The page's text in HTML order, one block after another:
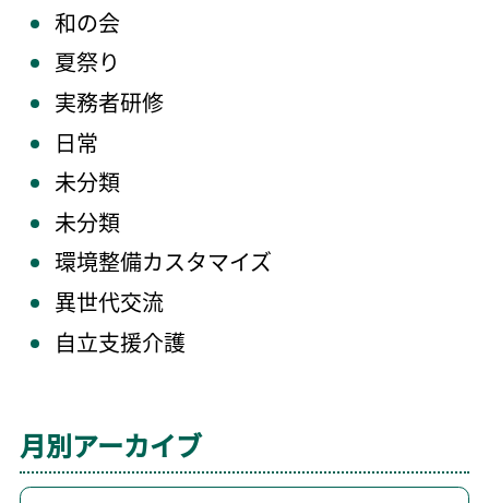
和の会
夏祭り
実務者研修
日常
未分類
未分類
環境整備カスタマイズ
異世代交流
自立支援介護
月別アーカイブ